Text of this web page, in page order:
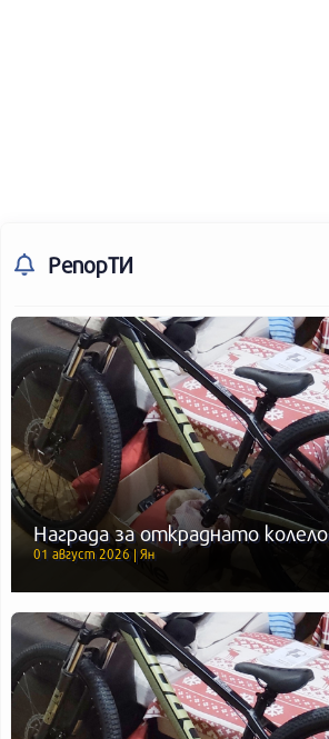
РепорТИ
Награда за откраднато колело
01 август 2026 | Ян